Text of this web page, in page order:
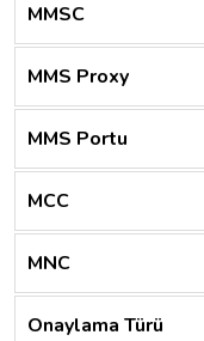
MMSC
MMS Proxy
MMS Portu
MCC
MNC
Onaylama Türü